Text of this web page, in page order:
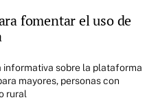
fomentar el uso de
informativa sobre la plataforma
mayores, personas con
rural